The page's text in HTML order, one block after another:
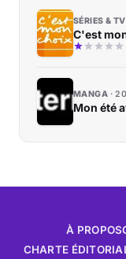
SÉRIES & TV
C'est
MANGA
Mon été
À PROPOS
CHARTE